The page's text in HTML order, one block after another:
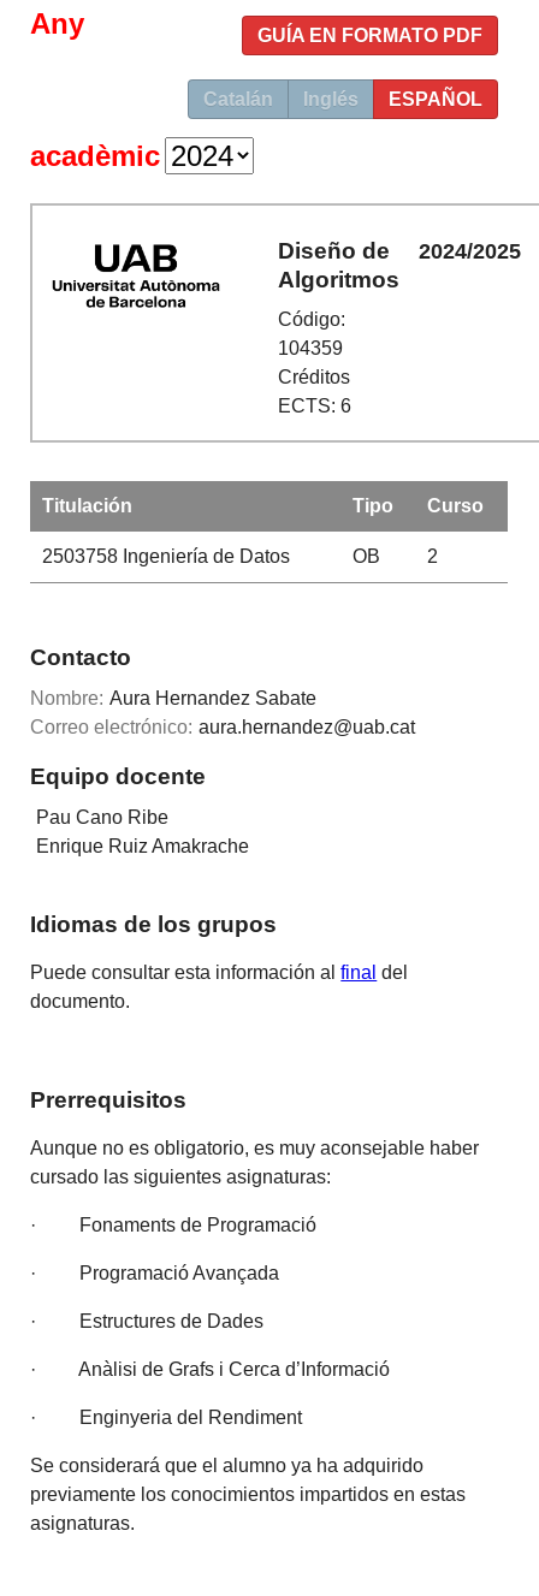
GUÍA EN FORMATO PDF
Catalán Inglés ESPAÑOL
Any
acadèmic
Diseño de
Algoritmos
Código:
104359
Créditos
ECTS: 6
2024/2025
Titulación Tipo Curso
2503758Ingeniería de Datos OB 2
Contacto
Nombre: Aura Hernandez Sabate
Correo electrónico: aura.hernandez@uab.cat
Equipo docente
Pau Cano Ribe
Enrique Ruiz Amakrache
Idiomas de los grupos
Puede consultar esta información alfinal del
documento.
Prerrequisitos
Aunque no es obligatorio, es muy aconsejable haber
cursado las siguientes asignaturas:
· Fonaments de Programació
· Programació Avançada
· Estructures de Dades
· Anàlisi de Grafs i Cerca d’Informació
· Enginyeria del Rendiment
Se considerará que el alumno ya ha adquirido
previamente los conocimientos impartidos en estas
asignaturas.